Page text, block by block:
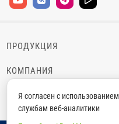
ПРОДУКЦИЯ
КОМПАНИЯ
ИНФОРМАЦИЯ
Я согласен с использованием
службам веб-аналитики